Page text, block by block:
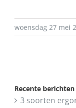
woensdag 27 mei
Recente berichten
3 soorten